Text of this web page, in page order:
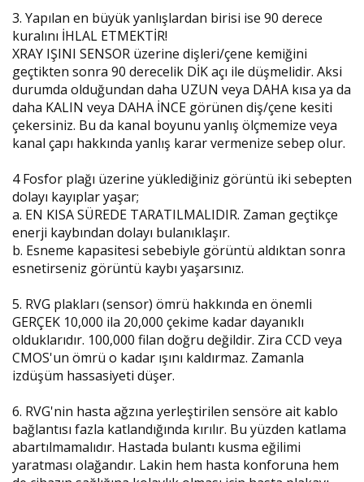
3. Yapılan en büyük yanlışlardan birisi ise 90 derece
kuralını İHLAL ETMEKTİR!
XRAY IŞINI SENSOR üzerine dişleri/çene kemiğini
geçtikten sonra 90 derecelik DİK açı ile düşmelidir. Aksi
durumda olduğundan daha UZUN veya DAHA kısa ya da
daha KALIN veya DAHA İNCE görünen diş/çene kesiti
çekersiniz. Bu da kanal boyunu yanlış ölçmemize veya
kanal çapı hakkında yanlış karar vermenize sebep olur.
4 Fosfor plağı üzerine yüklediğiniz görüntü iki sebepten
dolayı kayıplar yaşar;
a. EN KISA SÜREDE TARATILMALIDIR. Zaman geçtikçe
enerji kaybından dolayı bulanıklaşır.
b. Esneme kapasitesi sebebiyle görüntü aldıktan sonra
esnetirseniz görüntü kaybı yaşarsınız.
5. RVG plakları (sensor) ömrü hakkında en önemli
GERÇEK 10,000 ila 20,000 çekime kadar dayanıklı
olduklarıdır. 100,000 filan doğru değildir. Zira CCD veya
CMOS'un ömrü o kadar ışını kaldırmaz. Zamanla
izdüşüm hassasiyeti düşer.
6. RVG'nin hasta ağzına yerleştirilen sensöre ait kablo
bağlantısı fazla katlandığında kırılır. Bu yüzden katlama
abartılmamalıdır. Hastada bulantı kusma eğilimi
yaratması olağandır. Lakin hem hasta konforuna hem